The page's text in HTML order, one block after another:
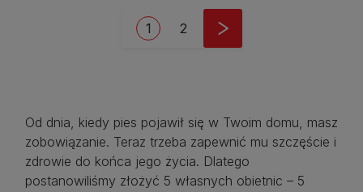
Bieżąca strona
1 Strona
2
Od dnia, kiedy pies pojawił się w Twoim domu, masz
zobowiązanie. Teraz trzeba zapewnić mu szczęście i
zdrowie do końca jego życia. Dlatego
postanowiliśmy złożyć 5 własnych obietnic – 5